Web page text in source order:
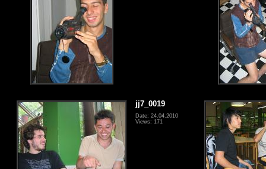
jj7_0019
Date: 24.04.2010
Views: 171